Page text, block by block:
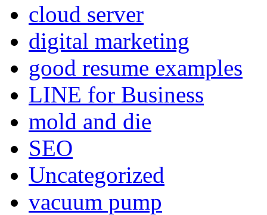
cloud server
digital marketing
good resume examples
LINE for Business
mold and die
SEO
Uncategorized
vacuum pump